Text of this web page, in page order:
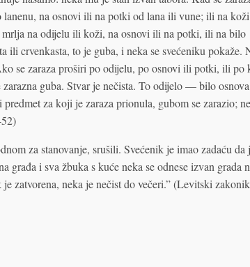
na osnovi ili na potki od lana ili vune; ili na
na odijelu ili koži, na osnovi ili na potki, ili na bilo
ili crvenkasta, to je guba, i neka se svećeniku pokaže.
se zaraza proširi po odijelu, po osnovi ili potki, ili po
guba. Stvar je nečista. To odijelo — bilo
za koji je zaraza prionula, gubom se zarazio;
za stanovanje, srušili. Svećenik je imao zadaću da
građa i sva žbuka s kuće neka se odnese izvan grada
zatvorena, neka je nečist do večeri.” (Levitski zakonik